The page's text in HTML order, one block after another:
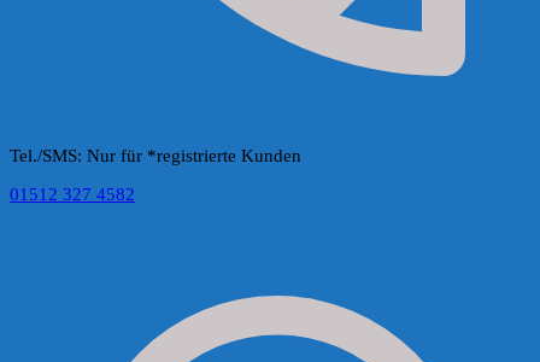
Tel./SMS: Nur für *registrierte Kunden
01512 327 4582